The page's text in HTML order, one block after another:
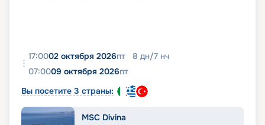
17:0002 октября 2026пт 8 дн/7 нч
07:0009 октября 2026пт
Вы посетите 3 страны:
MSC Divina